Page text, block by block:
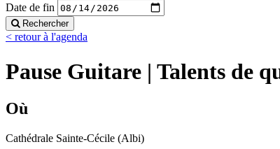
Date de fin
Rechercher
< retour à l'agenda
Pause Guitare | Talents de
Où
Cathédrale Sainte-Cécile (Albi)